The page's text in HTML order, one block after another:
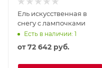
Ель искусственная в
снегу с лампочками
Есть в наличии: 1
от72 642 руб.